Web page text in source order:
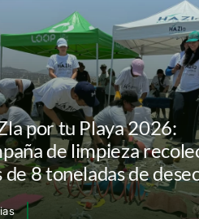
por tu Playa 2026:
de limpieza
de 8 toneladas de